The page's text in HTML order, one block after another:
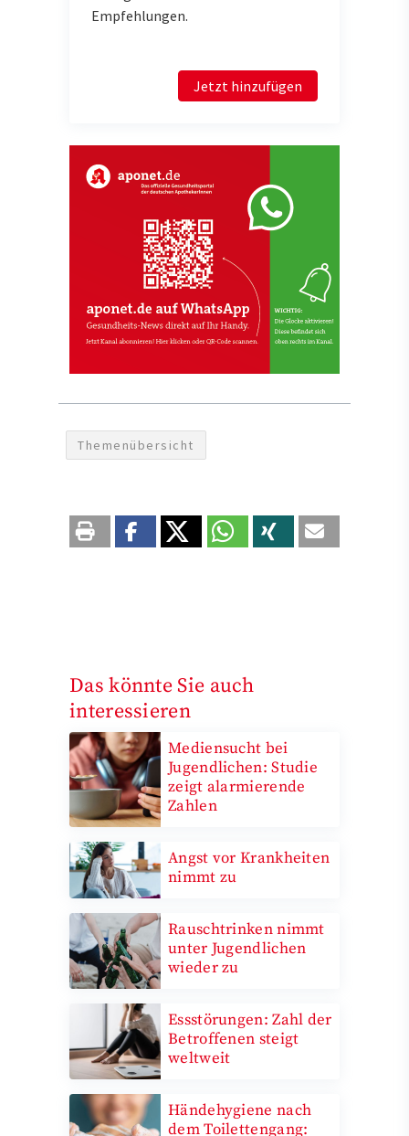
Empfehlungen.
Jetzt hinzufügen
Themenübersicht
Das könnte Sie auch
interessieren
Mediensucht bei
Jugendlichen: Studie
zeigt alarmierende
Zahlen
Angst vor Krankheiten
nimmt zu
Rauschtrinken nimmt
unter Jugendlichen
wieder zu
Essstörungen: Zahl der
Betroffenen steigt
weltweit
Händehygiene nach
dem Toilettengang: